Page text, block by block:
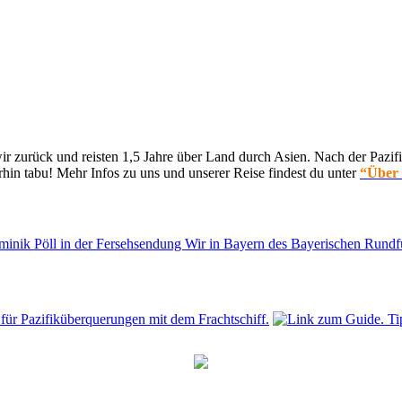
und reisten 1,5 Jahre über Land durch Asien. Nach der
tabu! Mehr Infos zu uns und unserer Reise findest du unter“Über